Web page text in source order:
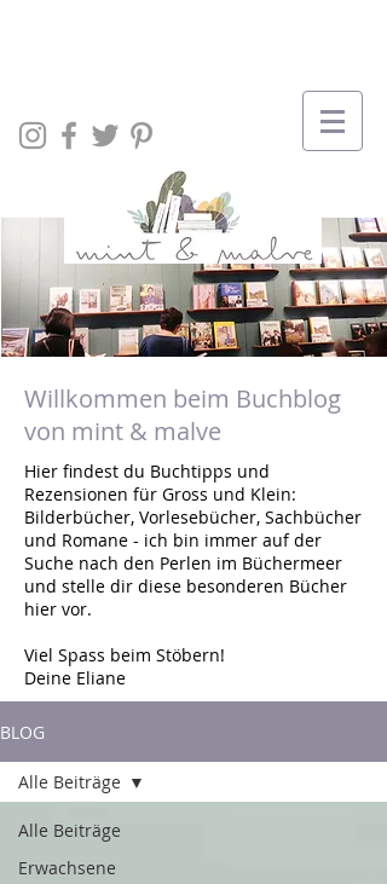
Willkommen beim Buchblog
von mint & malve
Hier findest du Buchtipps und
Rezensionen für Gross und Klein:
Bilderbücher, Vorlesebücher, Sachbücher
und Romane - ich bin immer auf der
Suche nach den Perlen im Büchermeer
und stelle dir diese besonderen Bücher
hier vor.
Viel Spass beim Stöbern!
Deine Eliane
BLOG
Alle Beiträge
Erwachsene
Alle Beiträge